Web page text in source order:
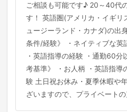
ご相談も可能です♪ 20～40代
す！ 英語圏(アメリカ・イギリ
ュージーランド・カナダ)の出
条件/経験》 ・ネイティブな英
・英語指導の経験 ・通勤60分
考基準》 ・お人柄 ・英語指導
験 土日祝お休み・夏季休暇や
ざいますので、プライベート